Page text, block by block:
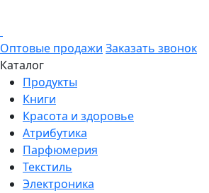
Оптовые продажи Заказать звонок
Каталог
Продукты
Книги
Красота и здоровье
Атрибутика
Парфюмерия
Текстиль
Электроника